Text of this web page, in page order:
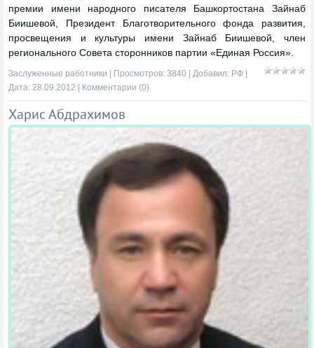
премии имени народного писателя Башкортостана Зайнаб
Биишевой, Президент Благотворительного фонда развития,
просвещения и культуры имени Зайнаб Биишевой, член
регионального Совета сторонников партии «Единая Россия».
Заслуженные работники | Просмотров: 3840 | Добавил: РФ
Дата: 28.09.2012 Комментарии (0)
Харис Абдрахимов